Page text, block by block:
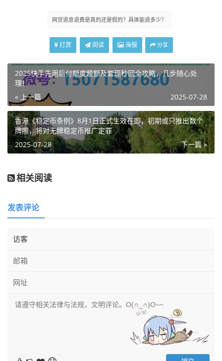
网贷退息退费是真的还是假的？具体能退多少？
打赏 阅读 海报 分享
2025快手先用后付额度题额及套现秒回全攻略，几步随心处
理！
« 上一篇
2025-07-28
香港《稳定币条例》8月1日正式生效在即，初期或只推出数个
牌照，将对无牌稳定币推广定罪
下一篇 »
2025-07-28
相关阅读
发表评论